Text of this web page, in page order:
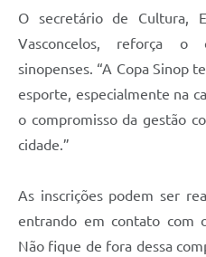
O secretário de Cultura,
Vasconcelos, reforça
sinopenses. “A Copa Sinop
esporte, especialmente na
o compromisso da gestão
cidade.”
As inscrições podem ser
entrando em contato com
Não fique de fora dessa